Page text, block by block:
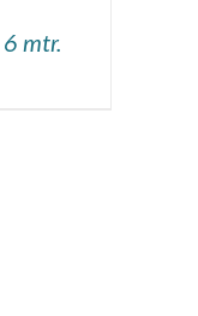
mtr.